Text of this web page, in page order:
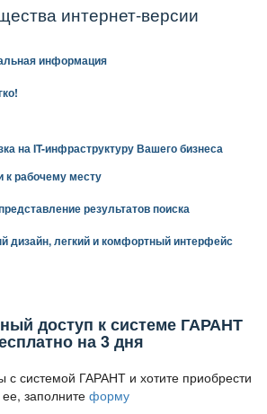
интернет-версии
информация
на IT-инфраструктуру Вашего бизнеса
к рабочему месту
результатов поиска
дизайн, легкий и комфортный интерфейс
доступ к системе ГАРАНТ
на 3 дня
с системой ГАРАНТ и хотите приобрести
ее, заполните форму